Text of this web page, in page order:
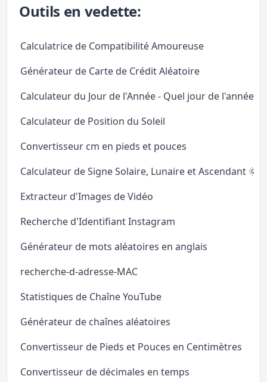
Outils en vedette:
Calculatrice de Compatibilité Amoureuse
Générateur de Carte de Crédit Aléatoire
Calculateur du Jour de l'Année - Quel jour de l'année
Calculateur de Position du Soleil
Convertisseur cm en pieds et pouces
Calculateur de Signe Solaire, Lunaire et Ascendant
Extracteur d'Images de Vidéo
Recherche d'Identifiant Instagram
Générateur de mots aléatoires en anglais
recherche-d-adresse-MAC
Statistiques de Chaîne YouTube
Générateur de chaînes aléatoires
Convertisseur de Pieds et Pouces en Centimètres
Convertisseur de décimales en temps